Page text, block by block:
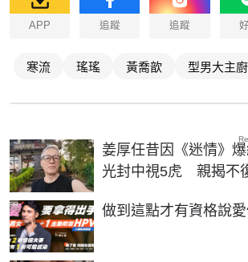
APP 追蹤 追蹤
寒流 瑤瑤 黃喬歆 型男大主廚
姜厚任昔因《迷情》
光封中視5虎 親揭不
做到這點才有資格說
PR